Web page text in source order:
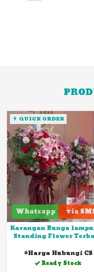
QUICK ORDER
Whatsapp via
Karangan Bunga
Standing Flower
*Harga Hubungi CS
Ready Stock